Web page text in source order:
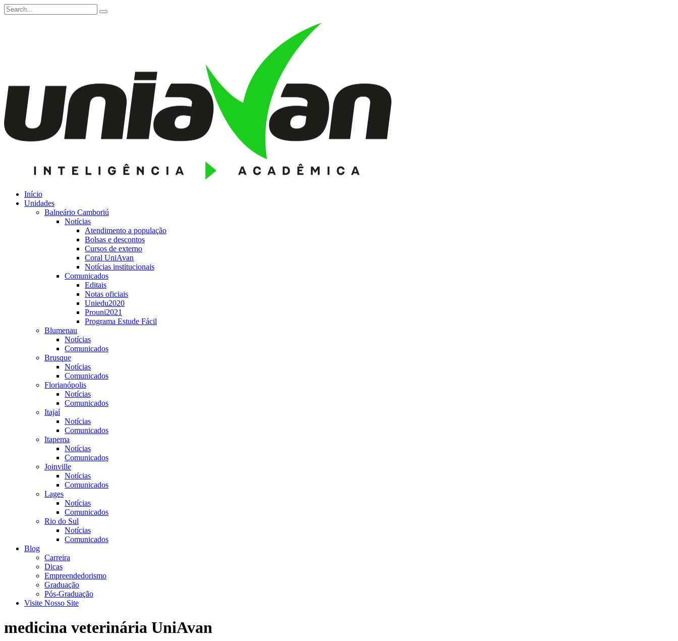
Início
Unidades
Balneário Camboriú
Notícias
Atendimento a população
Bolsas e descontos
Cursos de externo
Coral UniAvan
Notícias institucionais
Comunicados
Editais
Notas oficiais
Uniedu2020
Prouni2021
Programa Estude Fácil
Blumenau
Notícias
Comunicados
Brusque
Notícias
Comunicados
Florianópolis
Notícias
Comunicados
Itajaí
Notícias
Comunicados
Itapema
Notícias
Comunicados
Joinville
Notícias
Comunicados
Lages
Notícias
Comunicados
Rio do Sul
Notícias
Comunicados
Blog
Carreira
Dicas
Empreendedorismo
Graduação
Pós-Graduação
Visite Nosso Site
medicina veterinária UniAvan